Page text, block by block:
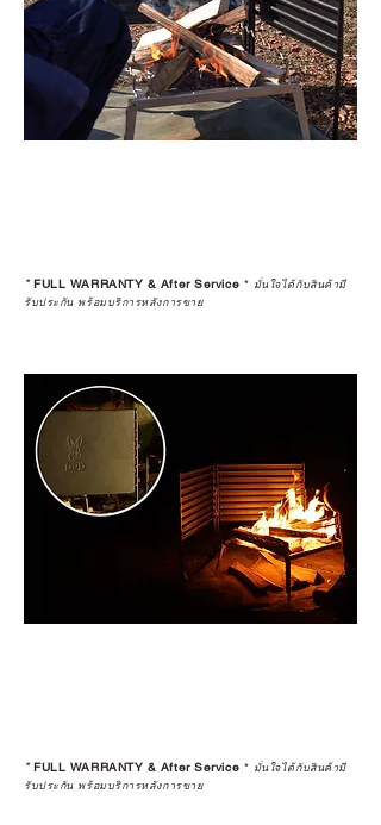
*FULL WARRANTY & After Service * มั่นใจได้กับสินค้ามี
รับประกัน พร้อมบริการหลังการขาย
*FULL WARRANTY & After Service * มั่นใจได้กับสินค้ามี
รับประกัน พร้อมบริการหลังการขาย